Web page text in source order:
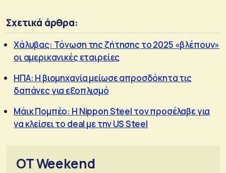
Σχετικά άρθρα:
Χάλυβας: Τόνωση της ζήτησης το 2025 «βλέπουν»
οι αμερικανικές εταιρείες
ΗΠΑ: Η βιομηχανία μείωσε απροσδόκητα τις
δαπάνες για εξοπλισμό
Μάικ Πομπέο: Η Nippon Steel τον προσέλαβε για
να κλείσει το deal με την US Steel
OT Weekend